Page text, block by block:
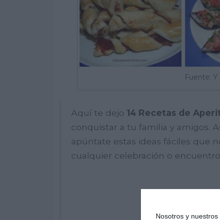
Nosotros y nuestros
Fuente:
Aquí te dejo 14 Recetas de
conquistar a tu familia y amigos.
apúntate estas ideas fáciles que
cualquier celebración o